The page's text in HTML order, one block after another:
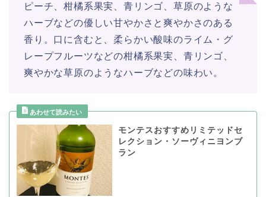
ピーチ、柑橘系果実、青リンゴ、草原のような
ハーブなどの優しい甘やかさと爽やかさのある
香り。口に含むと、柔らかい酸味のライム・グ
レープフルーツなどの柑橘系果実、青リンゴ、
爽やかな草原のようなハーブなどの味わい。
モンテスおすすめリミテッドセ
レクション・ソーヴィニヨンブ
ラン